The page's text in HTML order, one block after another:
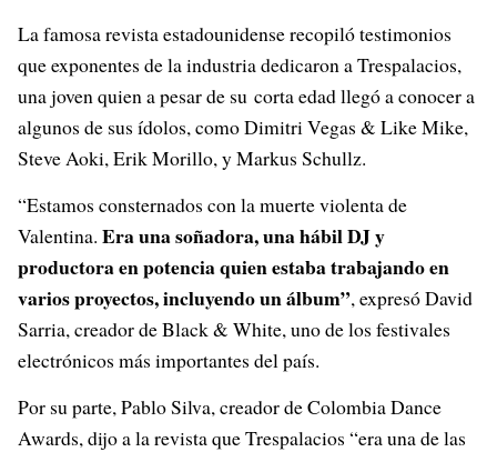
La famosa revista estadounidense recopiló testimonios
que exponentes de la industria dedicaron a Trespalacios,
una joven quien a pesar de su corta edad llegó a conocer a
algunos de sus ídolos, como Dimitri Vegas & Like Mike,
Steve Aoki, Erik Morillo, y Markus Schullz.
“Estamos consternados con la muerte violenta de
Valentina. Era una soñadora, una hábil DJ y
productora en potencia quien estaba trabajando en
varios proyectos, incluyendo un álbum”, expresó David
Sarria, creador de Black & White, uno de los festivales
electrónicos más importantes del país.
Por su parte, Pablo Silva, creador de Colombia Dance
Awards, dijo a la revista que Trespalacios “era una de las